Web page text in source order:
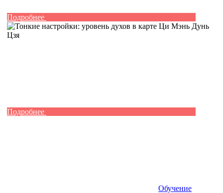
Подробнее
Подробнее
Обучение